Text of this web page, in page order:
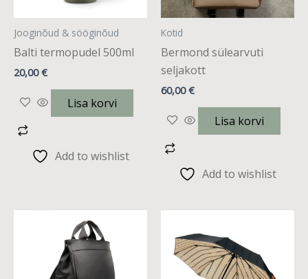
Jooginõud & sööginõud
Balti termopudel 500ml
20,00€
Lisa korvi
Add to wishlist
Kotid
Bermond sülearvuti
seljakott
60,00€
Lisa korvi
Add to wishlist